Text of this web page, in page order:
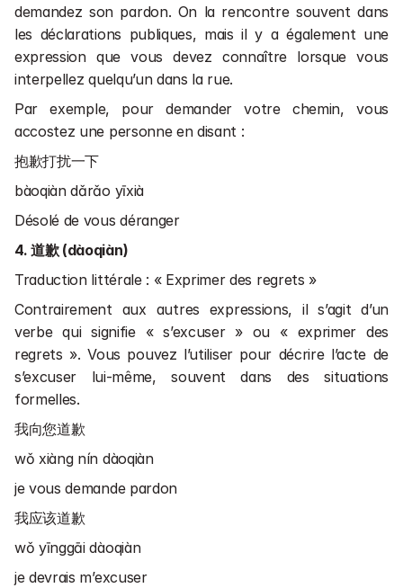
demandez son pardon. On la rencontre souvent dans
les déclarations publiques, mais il y a également une
expression que vous devez connaître lorsque vous
interpellez quelqu’un dans la rue.
Par exemple, pour demander votre chemin, vous
accostez une personne en disant :
抱歉打扰一下
bàoqiàn dǎrǎo yīxià
Désolé de vous déranger
4. 道歉 (dàoqiàn)
Traduction littérale : « Exprimer des regrets »
Contrairement aux autres expressions, il s’agit d’un
verbe qui signifie « s’excuser » ou « exprimer des
regrets ». Vous pouvez l’utiliser pour décrire l’acte de
s’excuser lui-même, souvent dans des situations
formelles.
我向您道歉
wǒ xiàng nín dàoqiàn
je vous demande pardon
我应该道歉
wǒ yīnggāi dàoqiàn
je devrais m’excuser